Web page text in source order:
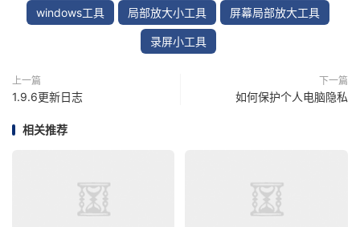
windows工具 局部放大小工具 屏幕局部放大工具
录屏小工具
上一篇
1.9.6更新日志
下一篇
如何保护个人电脑隐私
相关推荐